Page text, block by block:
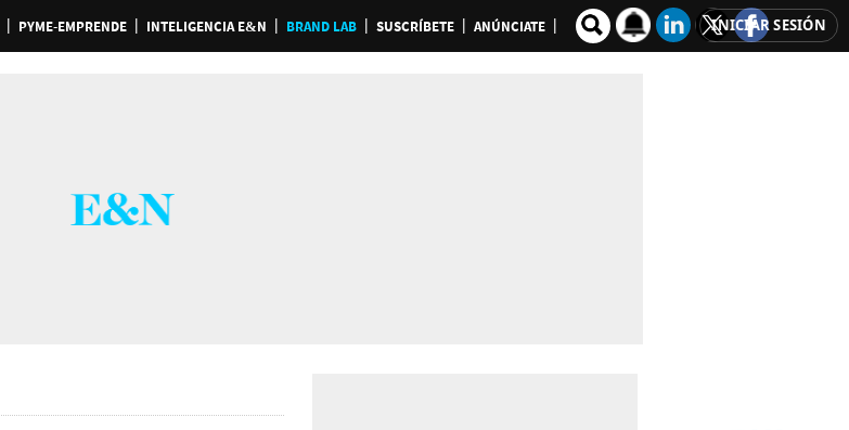
PYME-EMPRENDE INTELIGENCIA E&N BRAND LAB SUSCRÍBETE ANÚNCIATE INICIAR SESIÓN